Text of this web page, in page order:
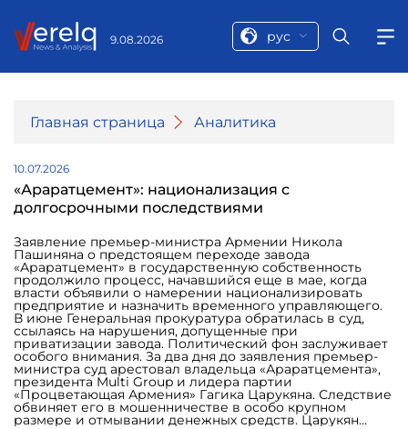
9.08.2026 рус
Главная страница Аналитика
10.07.2026
«Араратцемент»: национализация с
долгосрочными последствиями
Заявление премьер-министра Армении Никола
Пашиняна о предстоящем переходе завода
«Араратцемент» в государственную собственность
продолжило процесс, начавшийся еще в мае, когда
власти объявили о намерении национализировать
предприятие и назначить временного управляющего.
В июне Генеральная прокуратура обратилась в суд,
ссылаясь на нарушения, допущенные при
приватизации завода. Политический фон заслуживает
особого внимания. За два дня до заявления премьер-
министра суд арестовал владельца «Араратцемента»,
президента Multi Group и лидера партии
«Процветающая Армения» Гагика Царукяна. Следствие
обвиняет его в мошенничестве в особо крупном
размере и отмывании денежных средств. Царукян